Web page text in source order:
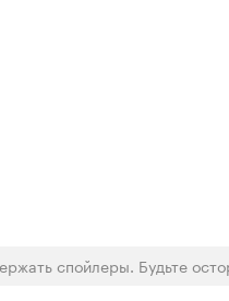
спойлеры. Будьте